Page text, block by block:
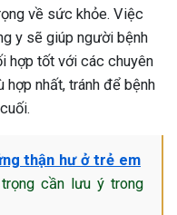
về sức khỏe. Việc
y sẽ giúp người bệnh
hợp tốt với các chuyên
nhất, tránh để bệnh
thận hư ở trẻ em
cần lưu ý trong